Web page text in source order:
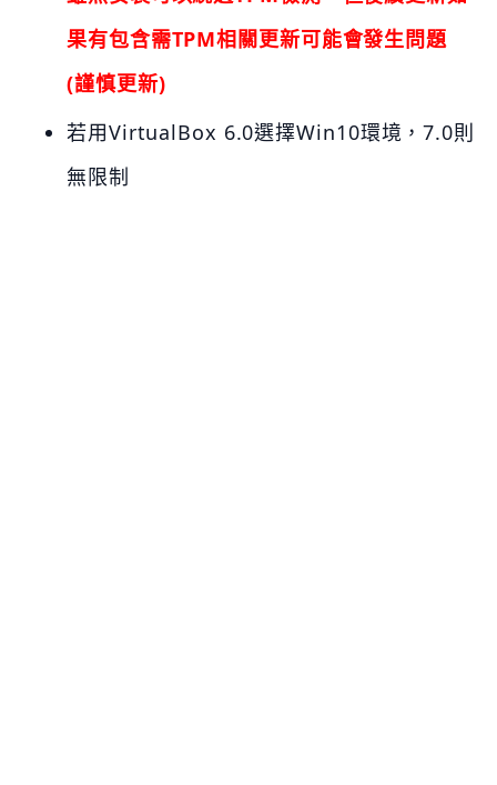
果有包含需TPM相關更新可能會發生問題
(謹慎更新)
若用VirtualBox 6.0選擇Win10環境，7.0則
無限制